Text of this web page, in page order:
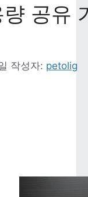
공유
작성자: petolig